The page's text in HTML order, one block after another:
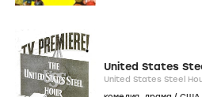
United States